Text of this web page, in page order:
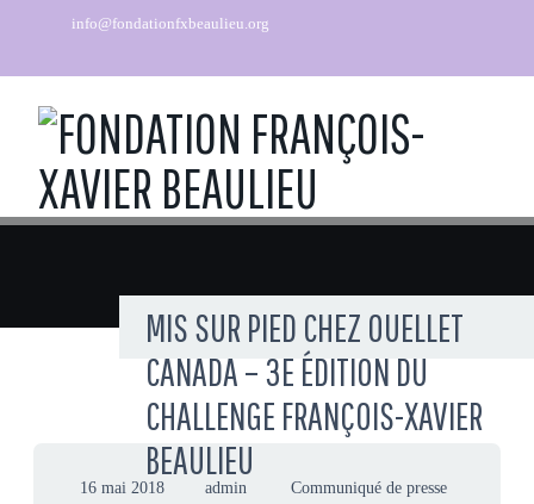
info@fondationfxbeaulieu.org
MIS SUR PIED CHEZ OUELLET
CANADA – 3E ÉDITION DU
CHALLENGE FRANÇOIS-XAVIER
BEAULIEU
16 mai 2018 admin Communiqué de presse